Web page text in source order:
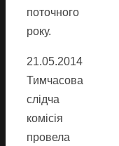
поточного
року.
21.05.2014
Тимчасова
слідча
комісія
провела